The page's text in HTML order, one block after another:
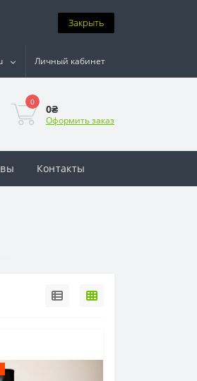
Закрыть
Личный кабинет
0
0₴
Оформить заказ
Контакты